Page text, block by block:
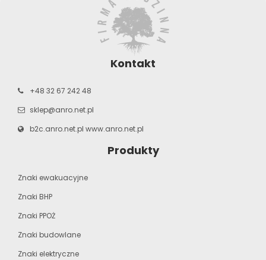
Kontakt
+48 32 67 242 48
sklep@anro.net.pl
b2c.anro.net.pl www.anro.net.pl
Produkty
Znaki ewakuacyjne
Znaki BHP
Znaki PPOŻ
Znaki budowlane
Znaki elektryczne